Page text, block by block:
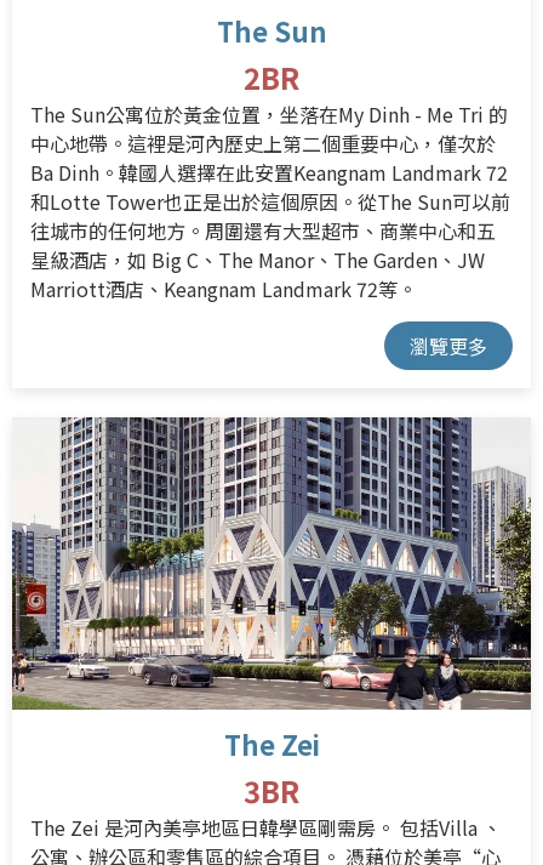
The Sun
2BR
The Sun公寓位於黃金位置，坐落在My Dinh - Me Tri 的
中心地帶。這裡是河內歷史上第二個重要中心，僅次於
Ba Dinh。韓國人選擇在此安置Keangnam Landmark 72
和Lotte Tower也正是出於這個原因。 從The Sun可以前
往城市的任何地方。周圍還有大型超市、商業中心和五
星級酒店，如 Big C、The Manor、The Garden、JW
Marriott酒店、Keangnam Landmark 72等。
瀏覽更多
The Zei
3BR
The Zei 是河內美亭地區日韓學區剛需房。 包括Villa 、
公寓、辦公區和零售區的綜合項目。 憑藉位於美亭“心